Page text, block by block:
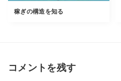
稼ぎの構造を知る
コメントを残す